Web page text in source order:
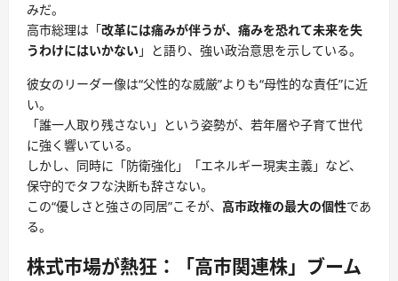
みだ。
高市総理は「改革には痛みが伴うが、痛みを恐れて未来を失
うわけにはいかない 」と語り、強い政治意思を示している。
彼女のリーダー像は“父性的な威厳”よりも“母性的な責任”に近
い。
「誰一人取り残さない」という姿勢が、若年層や子育て世代
に強く響いている。
しかし、同時に「防衛強化」「エネルギー現実主義」など、
保守的でタフな決断も辞さない。
この“優しさと強さの同居”こそが、 高市政権の最大の個性であ
る。
株式市場が熱狂：「高市関連株」ブーム